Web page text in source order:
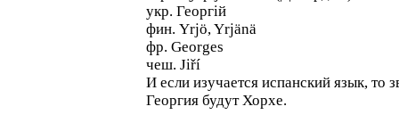
укр. Георгій
фин. Yrjö, Yrjänä
фр. Georges
чеш. Jiří
И если изучается испанский язык, то
Георгия будут Хорхе.